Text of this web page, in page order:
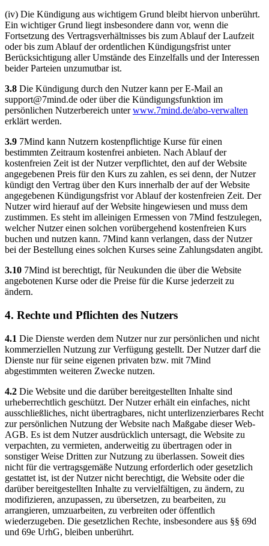
(iv) Die Kündigung aus wichtigem Grund bleibt hiervon unberührt.
Ein wichtiger Grund liegt insbesondere dann vor, wenn die
Fortsetzung des Vertragsverhältnisses bis zum Ablauf der Laufzeit
oder bis zum Ablauf der ordentlichen Kündigungsfrist unter
Berücksichtigung aller Umstände des Einzelfalls und der Interessen
beider Parteien unzumutbar ist.
3.8 Die Kündigung durch den Nutzer kann per E-Mail an
support@7mind.de oder über die Kündigungsfunktion im
persönlichen Nutzerbereich unterwww.7mind.de/abo-verwalten
erklärt werden.
3.9 7Mind kann Nutzern kostenpflichtige Kurse für einen
bestimmten Zeitraum kostenfrei anbieten. Nach Ablauf der
kostenfreien Zeit ist der Nutzer verpflichtet, den auf der Website
angegebenen Preis für den Kurs zu zahlen, es sei denn, der Nutzer
kündigt den Vertrag über den Kurs innerhalb der auf der Website
angegebenen Kündigungsfrist vor Ablauf der kostenfreien Zeit. Der
Nutzer wird hierauf auf der Website hingewiesen und muss dem
zustimmen. Es steht im alleinigen Ermessen von 7Mind festzulegen,
welcher Nutzer einen solchen vorübergehend kostenfreien Kurs
buchen und nutzen kann. 7Mind kann verlangen, dass der Nutzer
bei der Bestellung eines solchen Kurses seine Zahlungsdaten angibt.
3.10 7Mind ist berechtigt, für Neukunden die über die Website
angebotenen Kurse oder die Preise für die Kurse jederzeit zu
ändern.
4. Rechte und Pflichten des Nutzers
4.1 Die Dienste werden dem Nutzer nur zur persönlichen und nicht
kommerziellen Nutzung zur Verfügung gestellt. Der Nutzer darf die
Dienste nur für seine eigenen privaten bzw. mit 7Mind
abgestimmten weiteren Zwecke nutzen.
4.2 Die Website und die darüber bereitgestellten Inhalte sind
urheberrechtlich geschützt. Der Nutzer erhält ein einfaches, nicht
ausschließliches, nicht übertragbares, nicht unterlizenzierbares Recht
zur persönlichen Nutzung der Website nach Maßgabe dieser Web-
AGB. Es ist dem Nutzer ausdrücklich untersagt, die Website zu
verpachten, zu vermieten, anderweitig zu übertragen oder in
sonstiger Weise Dritten zur Nutzung zu überlassen. Soweit dies
nicht für die vertragsgemäße Nutzung erforderlich oder gesetzlich
gestattet ist, ist der Nutzer nicht berechtigt, die Website oder die
darüber bereitgestellten Inhalte zu vervielfältigen, zu ändern, zu
modifizieren, anzupassen, zu übersetzen, zu bearbeiten, zu
arrangieren, umzuarbeiten, zu verbreiten oder öffentlich
wiederzugeben. Die gesetzlichen Rechte, insbesondere aus §§ 69d
und 69e UrhG, bleiben unberührt.